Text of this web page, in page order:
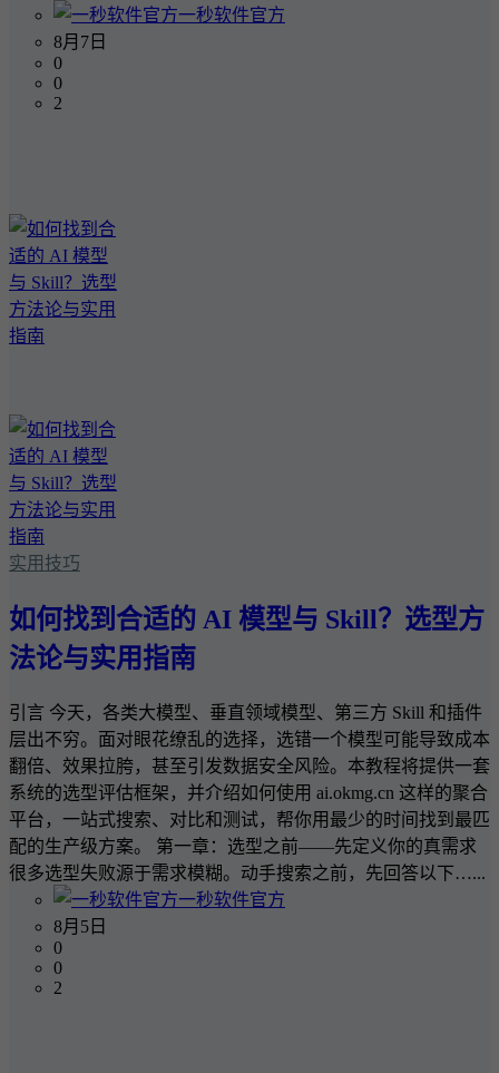
一秒软件官方
8月7日
0
0
2
实用技巧
如何找到合适的 AI 模型与 Skill？选型方
法论与实用指南
引言 今天，各类大模型、垂直领域模型、第三方 Skill 和插件
层出不穷。面对眼花缭乱的选择，选错一个模型可能导致成本
翻倍、效果拉胯，甚至引发数据安全风险。本教程将提供一套
系统的选型评估框架，并介绍如何使用 ai.okmg.cn 这样的聚合
平台，一站式搜索、对比和测试，帮你用最少的时间找到最匹
配的生产级方案。 第一章：选型之前——先定义你的真需求
很多选型失败源于需求模糊。动手搜索之前，先回答以下…...
一秒软件官方
8月5日
0
0
2